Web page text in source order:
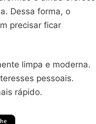
Dessa forma, o
precisar ficar
limpa e moderna.
pessoais.
rápido.